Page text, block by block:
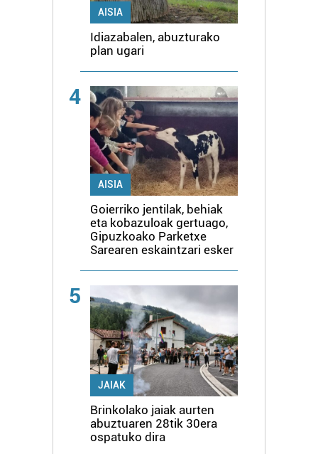
AISIA
Idiazabalen, abuzturako
plan ugari
4
AISIA
Goierriko jentilak, behiak
eta kobazuloak gertuago,
Gipuzkoako Parketxe
Sarearen eskaintzari esker
5
JAIAK
Brinkolako jaiak aurten
abuztuaren 28tik 30era
ospatuko dira